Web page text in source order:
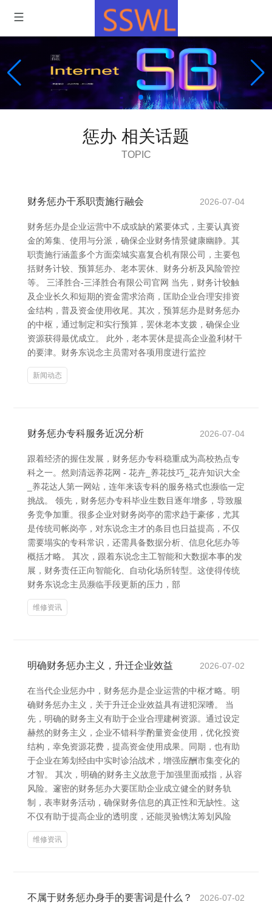
惩办 相关话题
TOPIC
财务惩办干系职责施行融会 2026-07-04
财务惩办是企业运营中不成或缺的紧要体式，主要认真资
金的筹集、使用与分派，确保企业财务情景健康幽静。其
职责施行涵盖多个方面栾城实嘉复合机有限公司，主要包
括财务计较、预算惩办、老本罢休、财务分析及风险管控
等。 三泽胜合-三泽胜合有限公司官网 当先，财务计较触
及企业长久和短期的资金需求洽商，匡助企业合理安排资
金结构，普及资金使用收尾。其次，预算惩办是财务惩办
的中枢，通过制定和实行预算，罢休老本支拨，确保企业
资源获得最优成立。 此外，老本罢休是提高企业盈利材干
的要津。财务东说念主员需对各项用度进行监控
新闻动态
财务惩办专科服务近况分析 2026-07-04
跟着经济的握住发展，财务惩办专科稳重成为高校热点专
科之一。然则清远养花网 - 花卉_养花技巧_花卉知识大全
_养花达人第一网站，连年来该专科的服务格式也濒临一定
挑战。 领先，财务惩办专科毕业生数目逐年增多，导致服
务竞争加重。很多企业对财务岗亭的需求趋于豪侈，尤其
是传统司帐岗亭，对东说念主才的条目也日益提高，不仅
需要塌实的专科常识，还需具备数据分析、信息化惩办等
概括才略。 其次，跟着东说念主工智能和大数据本事的发
展，财务责任正向智能化、自动化场所转型。这使得传统
财务东说念主员濒临手段更新的压力，部
维修资讯
明确财务惩办主义，升迁企业效益 2026-07-02
在当代企业惩办中，财务惩办是企业运营的中枢才略。明
确财务惩办主义，关于升迁企业效益具有进犯深嗜。 当
先，明确的财务主义有助于企业合理建树资源。通过设定
赫然的财务主义，企业不错科学酌量资金使用，优化投资
结构，幸免资源花费，提高资金使用成果。同期，也有助
于企业在筹划经由中实时诊治战术，增强应酬市集变化的
才智。 其次，明确的财务主义故意于加强里面戒指，从容
风险。邃密的财务惩办大要匡助企业成立健全的财务轨
制，表率财务活动，确保财务信息的真正性和无缺性。这
不仅有助于提高企业的透明度，还能灵验镌汰筹划风险
维修资讯
不属于财务惩办身手的要害词是什么？ 2026-07-02